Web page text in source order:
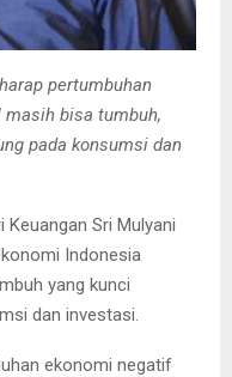
pertumbuhan
masih bisa tumbuh,
pada konsumsi dan
Keuangan Sri Mulyani
Indonesia
yang kunci
dan investasi.
ekonomi negatif